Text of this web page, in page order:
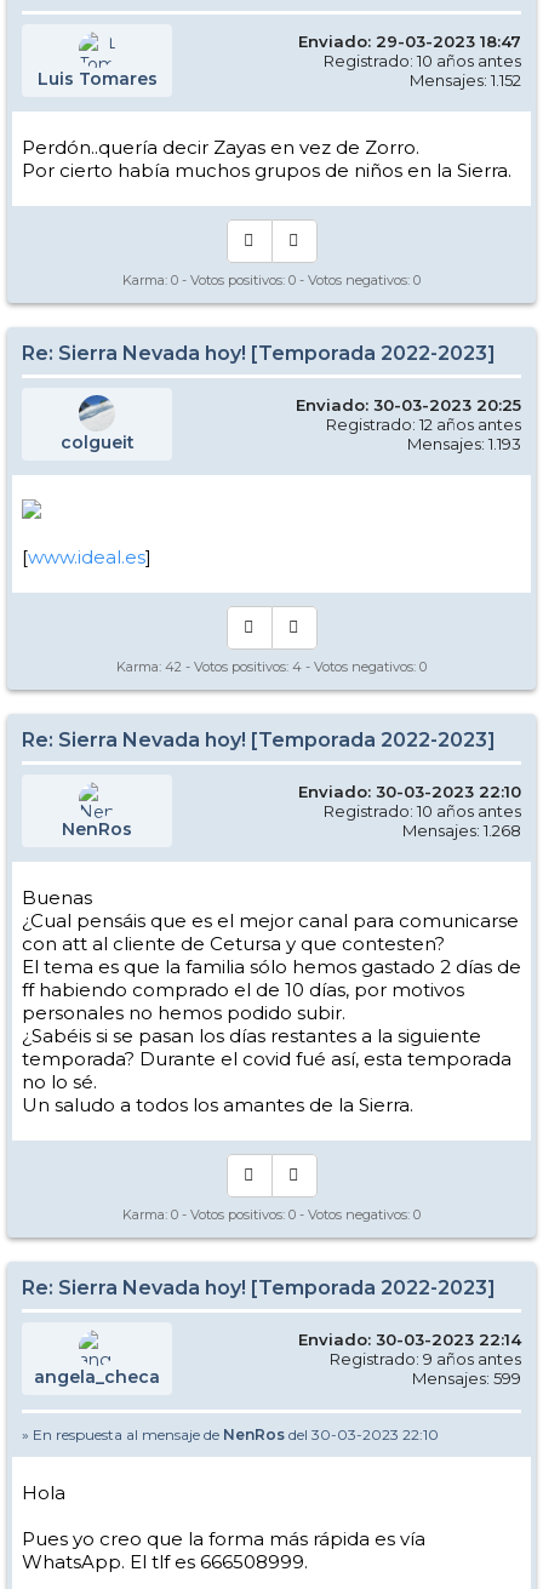
Luis Tomares
Enviado: 29-03-2023 18:47
Registrado: 10 años antes
Mensajes: 1.152
Perdón..quería decir Zayas en vez de Zorro.
Por cierto había muchos grupos de niños en la Sierra.
Karma: 0 - Votos positivos: 0 - Votos negativos: 0
Re: Sierra Nevada hoy! [Temporada 2022-2023]
colgueit
Enviado: 30-03-2023 20:25
Registrado: 12 años antes
Mensajes: 1.193
[www.ideal.es]
Karma: 42 - Votos positivos: 4 - Votos negativos: 0
Re: Sierra Nevada hoy! [Temporada 2022-2023]
NenRos
Enviado: 30-03-2023 22:10
Registrado: 10 años antes
Mensajes: 1.268
Buenas
¿Cual pensáis que es el mejor canal para comunicarse
con att al cliente de Cetursa y que contesten?
El tema es que la familia sólo hemos gastado 2 días de
ff habiendo comprado el de 10 días, por motivos
personales no hemos podido subir.
¿Sabéis si se pasan los días restantes a la siguiente
temporada? Durante el covid fué así, esta temporada
no lo sé.
Un saludo a todos los amantes de la Sierra.
Karma: 0 - Votos positivos: 0 - Votos negativos: 0
Re: Sierra Nevada hoy! [Temporada 2022-2023]
angela_checa
Enviado: 30-03-2023 22:14
Registrado: 9 años antes
Mensajes: 599
» En respuesta al mensaje de NenRos del 30-03-2023 22:10
Hola
Pues yo creo que la forma más rápida es vía
WhatsApp. El tlf es 666508999.